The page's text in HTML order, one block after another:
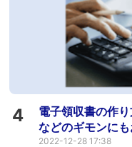
4
電子領収書の作
などのギモンに
2022-12-28 17:38